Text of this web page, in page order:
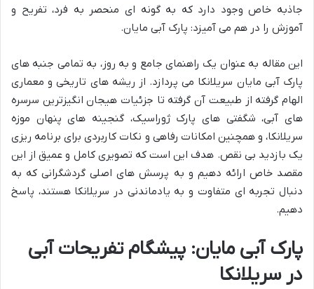
جاذبه خاص وجود دارد که به گونه ای منحصر به فرد، تفریح و
آموزش را در هم می آمیزد: پارک آبی مایان.
این مقاله به عنوان یک راهنمای جامع و به روز، به تمامی جنبه های
پارک آبی مایان سریلانکا می پردازد. از ریشه های تاریخی و معماری
الهام گرفته از طبیعت آن گرفته تا جزئیات هیجان انگیزترین سرسره
های آبی، شگفتی های پارک ژوراسیک، گنجینه های پنهان موزه
سریلانکا، و همچنین امکانات رفاهی و نکات کاربردی برای برنامه ریزی
یک بازدید بی نقص. هدف این است که تصویری کامل و عمیق از این
مقصد خاص ارائه دهیم و به پرسش های اصلی گردشگرانی که به
دنبال تجربه ای متفاوت و به یادماندنی در سریلانکا هستند، پاسخ
دهیم.
پارک آبی مایان: پیشگام تفریحات آبی
در سریلانکا